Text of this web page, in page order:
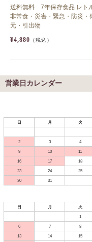
送料無料 7年保存食品 レト
非常食・災害・緊急・防災・
元・引出物
¥4,880 （税込）
営業日カレンダー
日
月 火
2
3 4
9
10 11
16
17 18
23
24 25
30
31
日
月 火
1
6
7 8
13
14 15